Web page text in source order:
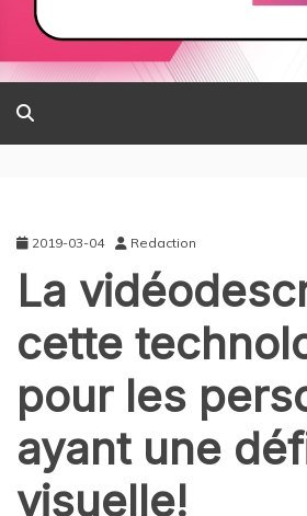
2019-03-04 Redaction
La
cette
pour les
ayant une
visuelle!